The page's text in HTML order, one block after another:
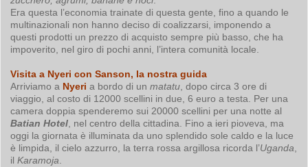
Era questa l’economia trainate di questa gente, fino a quando le
multinazionali non hanno deciso di coalizzarsi, imponendo a
questi prodotti un prezzo di acquisto sempre più basso, che ha
impoverito, nel giro di pochi anni, l’intera comunità locale.
Visita a Nyeri con Sanson, la nostra guida
Arriviamo a Nyeri a bordo di unmatatu , dopo circa 3 ore di
viaggio, al costo di 12000 scellini in due, 6 euro a testa. Per una
camera doppia spenderemo sui 20000 scellini per una notte al
Batian Hotel , nel centro della cittadina. Fino a ieri pioveva, ma
oggi la giornata è illuminata da uno splendido sole caldo e la luce
è limpida, il cielo azzurro, la terra rossa argillosa ricorda l’Uganda
ilKaramoja